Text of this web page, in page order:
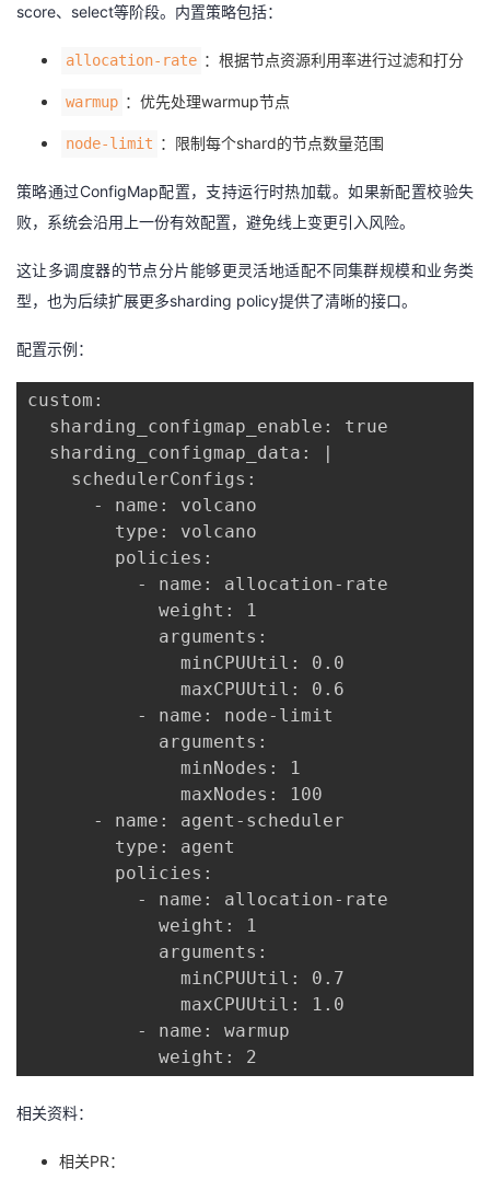
score、select等阶段。内置策略包括：
allocation-rate ：根据节点资源利用率进行过滤和打分
warmup ：优先处理warmup节点
node-limit ：限制每个shard的节点数量范围
策略通过ConfigMap配置，支持运行时热加载。如果新配置校验失
败，系统会沿用上一份有效配置，避免线上变更引入风险。
这让多调度器的节点分片能够更灵活地适配不同集群规模和业务类
型，也为后续扩展更多sharding policy提供了清晰的接口。
配置示例：
custom:
sharding_configmap_enable: true
sharding_configmap_data: |
schedulerConfigs:
- name: volcano
type: volcano
policies:
- name: allocation-rate
weight: 1
arguments:
minCPUUtil: 0.0
maxCPUUtil: 0.6
- name: node-limit
arguments:
minNodes: 1
maxNodes: 100
- name: agent-scheduler
type: agent
policies:
- name: allocation-rate
weight: 1
arguments:
minCPUUtil: 0.7
maxCPUUtil: 1.0
- name: warmup
weight: 2
相关资料：
相关PR：